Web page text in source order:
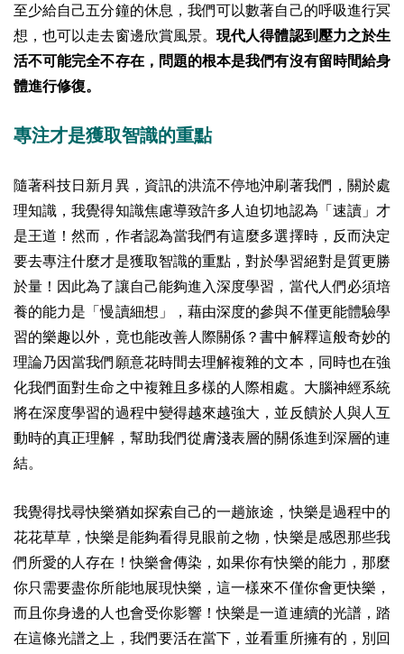
至少給自己五分鐘的休息，我們可以數著自己的呼吸進行冥
想，也可以走去窗邊欣賞風景。現代人得體認到壓力之於生
活不可能完全不存在，問題的根本是我們有沒有留時間給身
體進行修復。
專注才是獲取智識的重點
隨著科技日新月異，資訊的洪流不停地沖刷著我們，關於處
理知識，我覺得知識焦慮導致許多人迫切地認為「速讀」才
是王道！然而，作者認為當我們有這麼多選擇時，反而決定
要去專注什麼才是獲取智識的重點，對於學習絕對是質更勝
於量！因此為了讓自己能夠進入深度學習，當代人們必須培
養的能力是「慢讀細想」，藉由深度的參與不僅更能體驗學
習的樂趣以外，竟也能改善人際關係？書中解釋這般奇妙的
理論乃因當我們願意花時間去理解複雜的文本，同時也在強
化我們面對生命之中複雜且多樣的人際相處。大腦神經系統
將在深度學習的過程中變得越來越強大，並反饋於人與人互
動時的真正理解，幫助我們從膚淺表層的關係進到深層的連
結。
我覺得找尋快樂猶如探索自己的一趟旅途，快樂是過程中的
花花草草，快樂是能夠看得見眼前之物，快樂是感恩那些我
們所愛的人存在！快樂會傳染，如果你有快樂的能力，那麼
你只需要盡你所能地展現快樂，這一樣來不僅你會更快樂，
而且你身邊的人也會受你影響！快樂是一道連續的光譜，踏
在這條光譜之上，我們要活在當下，並看重所擁有的，別回